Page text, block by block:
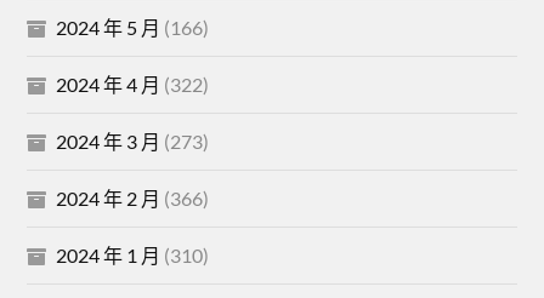
2024 年 5 月 (166)
2024 年 4 月 (322)
2024 年 3 月 (273)
2024 年 2 月 (366)
2024 年 1 月 (310)